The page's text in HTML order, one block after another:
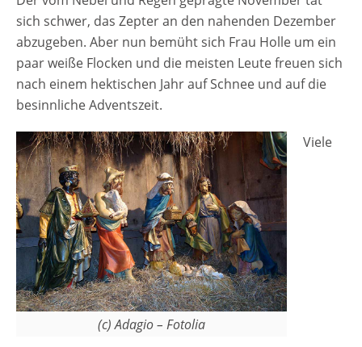
der Weihnachtszauber Bad Endorf. Hier in
Bad Endorf findet man eine der größten
Freikrippen von Süd-Ostoberbayern.
Weihnachtsstände und Kripperlweg warten
auf die Besucher. Dazu gibt es ein buntes
Rahmenprogramm und viele
Überraschungen für groß und klein! [rule
type="basic"] Anzeige Termine und
Öffnungszeiten Weihnachtszauber Bad
Endorf 2025 28.11. – 30.11.2025
05.12.-7.12.2025 Täglich von 16:00-20:00 Uhr
Eintritt Weihnachtszauber Bad Endorf 2025
Der Eintritt ist frei Veranstaltungsort
Weihnachtszauber Bad Endorf 2025 An der
Kirche St. Jakobus Kirchplatz 83093 Bad
Endorf Bayern Deutschland Veranstalter und
sich schwer, das Zepter an den nahenden Dezember
abzugeben. Aber nun bemüht sich Frau Holle um ein
paar weiße Flocken und die meisten Leute freuen sich
nach einem hektischen Jahr auf Schnee und auf die
besinnliche Adventszeit.
(c) Adagio – Fotolia
Viele